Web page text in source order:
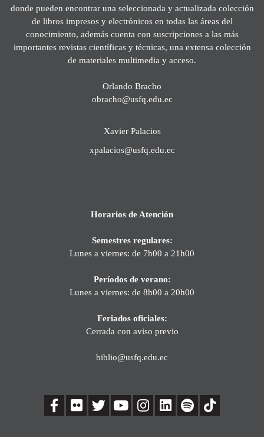
donde pueden encontrar una seleccionada y actualizada colección
de libros impresos y electrónicos en todas las áreas del
conocimiento, además cuenta con suscripciones a las más
importantes revistas científicas y técnicas, una extensa colección
de materiales multimedia y acceso.
Orlando Bracho
obracho@usfq.edu.ec
Xavier Palacios
xpalacios@usfq.edu.ec
Horarios de Atención
Semestres regulares:
Lunes a viernes: de 7h00 a 21h00
Períodos de verano:
Lunes a viernes: de 8h00 a 20h00
Feriados oficiales:
Cerrada con aviso previo
biblio@usfq.edu.ec